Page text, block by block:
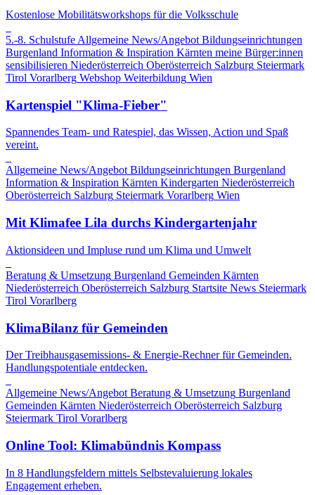
Kostenlose Mobilitätsworkshops für die Volksschule
5.-8. Schulstufe Allgemeine News/Angebot Bildungseinrichtungen
Burgenland Information & Inspiration Kärnten meine Bürger:innen
sensibilisieren Niederösterreich Oberösterreich Salzburg Steiermark
Tirol Vorarlberg Webshop Weiterbildung Wien
Kartenspiel "Klima-Fieber"
Spannendes Team- und Ratespiel, das Wissen, Action und Spaß
vereint.
Allgemeine News/Angebot Bildungseinrichtungen Burgenland
Information & Inspiration Kärnten Kindergarten Niederösterreich
Oberösterreich Salzburg Steiermark Vorarlberg Wien
Mit Klimafee Lila durchs Kindergartenjahr
Aktionsideen und Impluse rund um Klima und Umwelt
Beratung & Umsetzung Burgenland Gemeinden Kärnten
Niederösterreich Oberösterreich Salzburg Startsite News Steiermark
Tirol Vorarlberg
KlimaBilanz für Gemeinden
Der Treibhausgasemissions- & Energie-Rechner für Gemeinden.
Handlungspotentiale entdecken.
Allgemeine News/Angebot Beratung & Umsetzung Burgenland
Gemeinden Kärnten Niederösterreich Oberösterreich Salzburg
Steiermark Tirol Vorarlberg
Online Tool: Klimabündnis Kompass
In 8 Handlungsfeldern mittels Selbstevaluierung lokales
Engagement erheben.